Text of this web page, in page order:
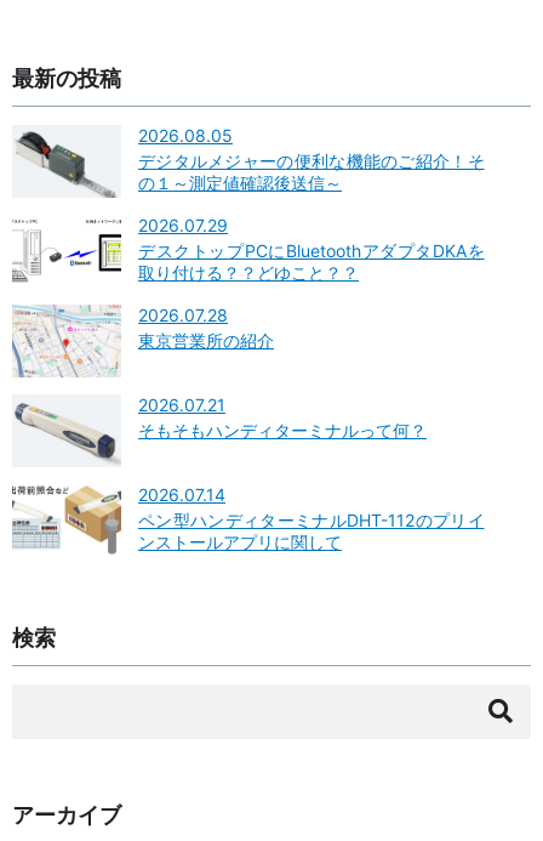
最新の投稿
2026.08.05
デジタルメジャーの便利な機能のご紹介！そ
の１～測定値確認後送信～
2026.07.29
デスクトップPCにBluetoothアダプタDKAを
取り付ける？？どゆこと？？
2026.07.28
東京営業所の紹介
2026.07.21
そもそもハンディターミナルって何？
2026.07.14
ペン型ハンディターミナルDHT-112のプリイ
ンストールアプリに関して
検索
アーカイブ